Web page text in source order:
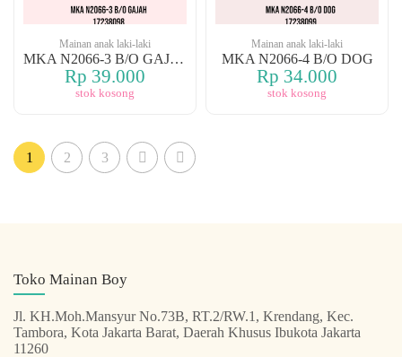
Mainan anak laki-laki
MKA N2066-3 B/O GAJAH
Rp 39.000
stok kosong
Mainan anak laki-laki
MKA N2066-4 B/O DOG
Rp 34.000
stok kosong
1(current)
2 3
Toko Mainan Boy
Jl. KH.Moh.Mansyur No.73B, RT.2/RW.1, Krendang, Kec.
Tambora, Kota Jakarta Barat, Daerah Khusus Ibukota Jakarta
11260